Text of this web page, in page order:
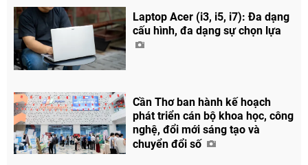
Laptop Acer (i3, i5, i7): Đa dạng
cấu hình, đa dạng sự chọn lựa
Cần Thơ ban hành kế hoạch
phát triển cán bộ khoa học, công
nghệ, đổi mới sáng tạo và
chuyển đổi số